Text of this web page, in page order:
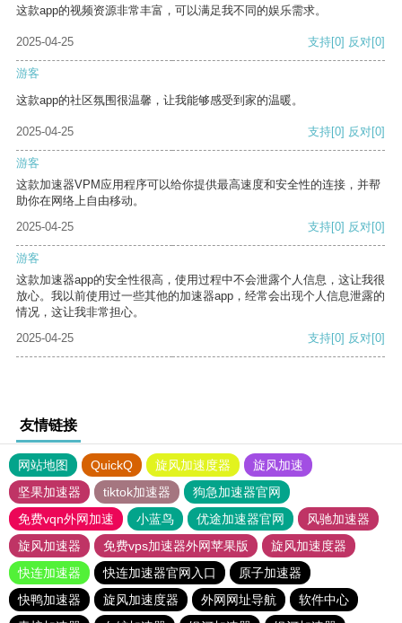
这款app的视频资源非常丰富，可以满足我不同的娱乐需求。
2025-04-25 支持[0] 反对[0]
游客
这款app的社区氛围很温馨，让我能够感受到家的温暖。
2025-04-25 支持[0] 反对[0]
游客
这款加速器VPM应用程序可以给你提供最高速度和安全性的连接，并帮
助你在网络上自由移动。
2025-04-25
支持[0] 反对[0]
游客
这款加速器app的安全性很高，使用过程中不会泄露个人信息，这让我很
放心。我以前使用过一些其他的加速器app，经常会出现个人信息泄露的
情况，这让我非常担心。
2025-04-25
支持[0] 反对[0]
友情链接
网站地图 QuickQ 旋风加速度器
旋风加速
坚果加速器
tiktok加速器
狗急加速器官网
免费vqn外网加速
小蓝鸟 优途加速器官网
风驰加速器
旋风加速器
免费vps加速器外网苹果版
旋风加速度器
快连加速器
快连加速器官网入口
原子加速器
快鸭加速器
旋风加速度器 外网网址导航
软件中心